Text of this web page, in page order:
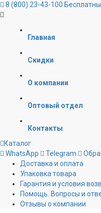
8 (800) 23-43-100
Главная
Скидки
О компании
Оптовый отдел
Контакты
Каталог
WhatsApp
Telegram
Доставка и оплата
Упаковка товара
Гарантия и условия
Помощь. Вопросы и
Отзывы о компании